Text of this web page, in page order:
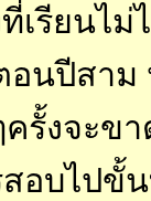
ที่เรียน
อนปีสา
รั้งจะข
บไปขั้น